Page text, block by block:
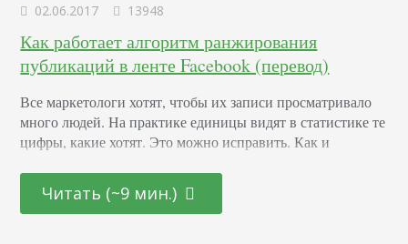
02.06.2017 13948
Как работает алгоритм ранжирования
публикаций в ленте Facebook (перевод)
Все маркетологи хотят, чтобы их записи просматривало
много людей. На практике единицы видят в статистике те
цифры, какие хотят. Это можно исправить. Как и
ранжирования контента. Чтобы оптимизировать посты
под алгоритм, нужно знать основные принципы его
Читать (~9 мин.)